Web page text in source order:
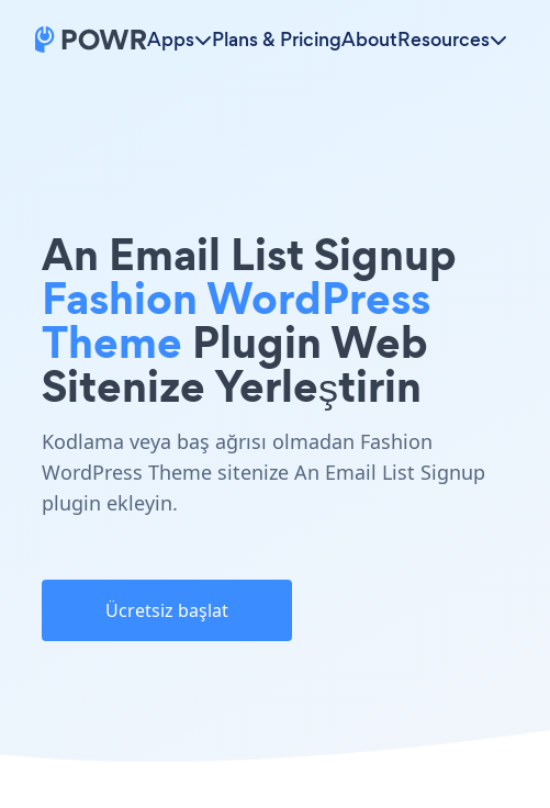
Apps Plans & PricingAboutResources
An Email List Signup
Fashion WordPress
Theme Plugin Web
Sitenize Yerleştirin
Kodlama veya baş ağrısı olmadan Fashion
WordPress Theme sitenize An Email List Signup
plugin ekleyin.
Ücretsiz başlat